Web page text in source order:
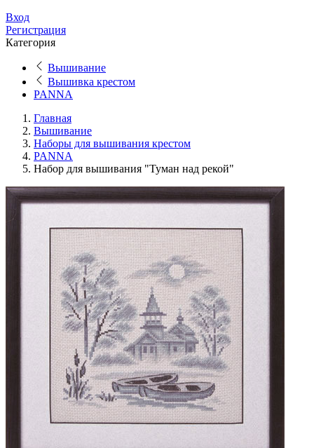
Вход
Регистрация
Категория
Вышивание
Вышивка крестом
PANNA
Главная
Вышивание
Наборы для вышивания крестом
PANNA
Набор для вышивания "Туман над рекой"